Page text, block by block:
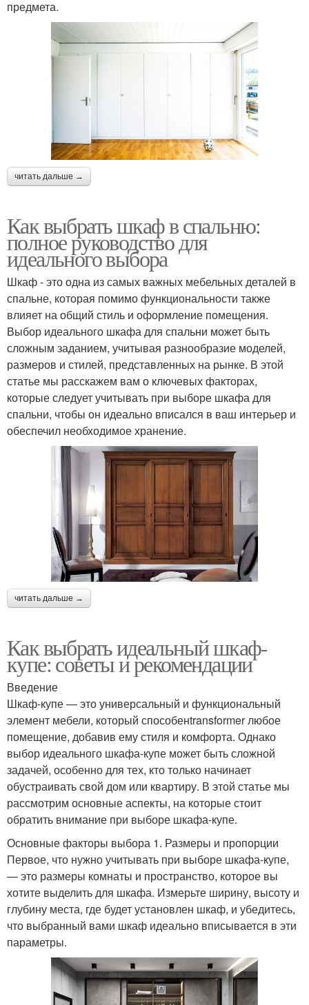
предмета.
читать дальше →
Как выбрать шкаф в спальню:
полное руководство для
идеального выбора
Шкаф - это одна из самых важных мебельных деталей в
спальне, которая помимо функциональности также
влияет на общий стиль и оформление помещения.
Выбор идеального шкафа для спальни может быть
сложным заданием, учитывая разнообразие моделей,
размеров и стилей, представленных на рынке. В этой
статье мы расскажем вам о ключевых факторах,
которые следует учитывать при выборе шкафа для
спальни, чтобы он идеально вписался в ваш интерьер и
обеспечил необходимое хранение.
читать дальше →
Как выбрать идеальный шкаф-
купе: советы и рекомендации
Введение
Шкаф-купе — это универсальный и функциональный
элемент мебели, который способенtransformer любое
помещение, добавив ему стиля и комфорта. Однако
выбор идеального шкафа-купе может быть сложной
задачей, особенно для тех, кто только начинает
обустраивать свой дом или квартиру. В этой статье мы
рассмотрим основные аспекты, на которые стоит
обратить внимание при выборе шкафа-купе.
Основные факторы выбора 1. Размеры и пропорции
Первое, что нужно учитывать при выборе шкафа-купе,
— это размеры комнаты и пространство, которое вы
хотите выделить для шкафа. Измерьте ширину, высоту и
глубину места, где будет установлен шкаф, и убедитесь,
что выбранный вами шкаф идеально вписывается в эти
параметры.